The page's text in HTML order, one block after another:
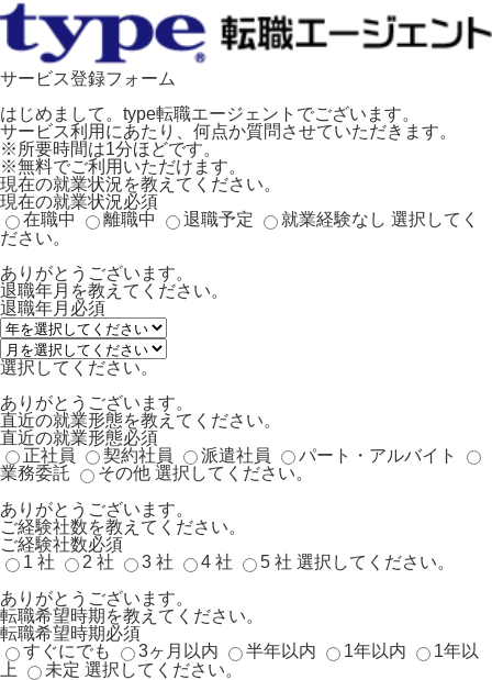
サービス登録フォーム
はじめまして。type転職エージェントでございます。
サービス利用にあたり、何点か質問させていただきます。
※所要時間は1分ほどです。
※無料でご利用いただけます。
現在の就業状況を教えてください。
現在の就業状況必須
在職中
離職中 退職予定 就業経験なし 選択してく
ださい。
ありがとうございます。
退職年月を教えてください。
退職年月 必須
選択してください。
ありがとうございます。
直近の就業形態を教えてください。
直近の就業形態必須
正社員
契約社員 派遣社員
パート・アルバイト
業務委託
その他 選択してください。
ありがとうございます。
ご経験社数を教えてください。
ご経験社数必須
1 社
2 社 3 社 4 社 5 社 選択してください。
ありがとうございます。
転職希望時期を教えてください。
転職希望時期必須
すぐにでも
3ヶ月以内 半年以内 1年以内
1年以
上
未定 選択してください。